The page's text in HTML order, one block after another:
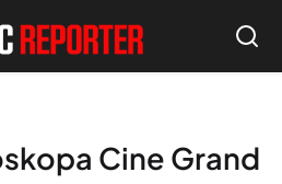
Cine Grand